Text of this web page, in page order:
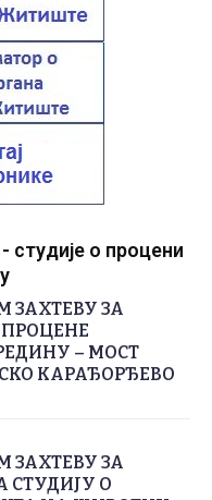
о процени
ЗАХТЕВУ ЗА
– МОСТ
КАРАЂОРЂЕВО
ЗАХТЕВУ ЗА
СТУДИЈУ О